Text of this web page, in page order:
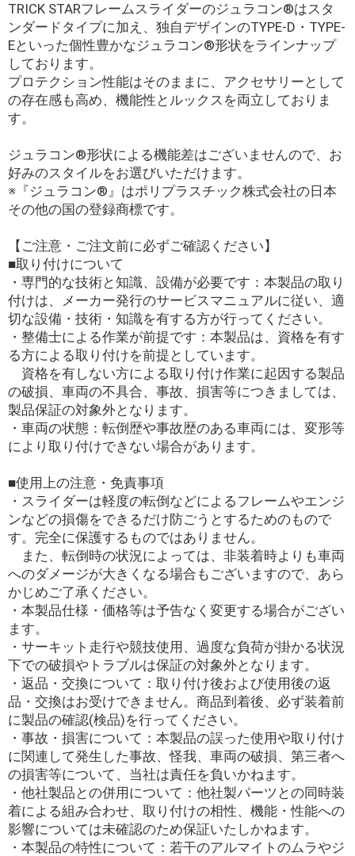
TRICK STARフレームスライダーのジュラコン®はスタ
ンダードタイプに加え、独自デザインのTYPE-D・TYPE-
Eといった個性豊かなジュラコン®形状をラインナップ
しております。
プロテクション性能はそのままに、アクセサリーとして
の存在感も高め、機能性とルックスを両立しておりま
す。
ジュラコン®形状による機能差はございませんので、お
好みのスタイルをお選びいただけます。
※『ジュラコン®』はポリプラスチック株式会社の日本
その他の国の登録商標です。
【ご注意・ご注文前に必ずご確認ください】
■取り付けについて
・専門的な技術と知識、設備が必要です：本製品の取り
付けは、メーカー発行のサービスマニュアルに従い、適
切な設備・技術・知識を有する方が行ってください。
・整備士による作業が前提です：本製品は、資格を有す
る方による取り付けを前提としています。
資格を有しない方による取り付け作業に起因する製品
の破損、車両の不具合、事故、損害等につきましては、
製品保証の対象外となります。
・車両の状態：転倒歴や事故歴のある車両には、変形等
により取り付けできない場合があります。
■使用上の注意・免責事項
・スライダーは軽度の転倒などによるフレームやエンジ
ンなどの損傷をできるだけ防ごうとするためのもので
す。完全に保護するものではありません。
また、転倒時の状況によっては、非装着時よりも車両
へのダメージが大きくなる場合もございますので、あら
かじめご了承ください。
・本製品仕様・価格等は予告なく変更する場合がござい
ます。
・サーキット走行や競技使用、過度な負荷が掛かる状況
下での破損やトラブルは保証の対象外となります。
・返品・交換について：取り付け後および使用後の返
品・交換はお受けできません。商品到着後、必ず装着前
に製品の確認(検品)を行ってください。
・事故・損害について：本製品の誤った使用や取り付け
に関連して発生した事故、怪我、車両の破損、第三者へ
の損害等について、当社は責任を負いかねます。
・他社製品との併用について：他社製パーツとの同時装
着による組み合わせ、取り付けの相性、機能・性能への
影響については未確認のため保証いたしかねます。
・本製品の特性について：若干のアルマイトのムラやジ